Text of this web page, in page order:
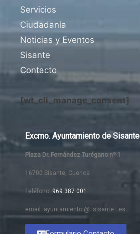
Servicios
Ciudadanía
Noticias y Eventos
Sisante
Contacto
[wt_cli_manage_consent]
Excmo. Ayuntamiento de Sisante
Plaza Dr. Fernández Turégano nº 1
16700 Sisante, Cuenca
Teléfono: 969 387 001
email: ayuntamiento @ sisante . es